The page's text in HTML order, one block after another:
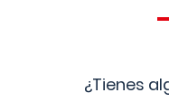
¿Tienes